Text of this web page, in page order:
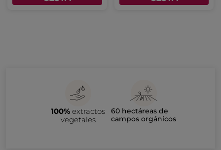
100% extractos
vegetales
60 hectáreas de
campos orgánicos